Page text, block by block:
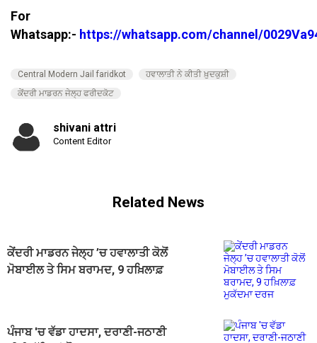
For
Whatsapp:- https://whatsapp.com/channel/
Central Modern Jail faridkot
ਹਵਾਲਾਤੀ ਨੇ ਕੀਤੀ ਖ਼ੁਦਕੁਸ਼ੀ
ਕੇਂਦਰੀ ਮਾਡਰਨ ਜੇਲ੍ਹ ਫਰੀਦਕੋਟ
shivani attri
Content Editor
Related News
ਕੇਂਦਰੀ ਮਾਡਰਨ ਜੇਲ੍ਹ ’ਚ ਹਵਾਲਾਤੀ ਕੋਲੋਂ
ਮੋਬਾਈਲ ਤੇ ਸਿਮ ਬਰਾਮਦ, 9 ਹਖ਼ਿਲਾਫ਼
ਪੰਜਾਬ 'ਚ ਵੱਡਾ ਹਾਦਸਾ, ਦਰਾਣੀ-ਜਠਾਣੀ